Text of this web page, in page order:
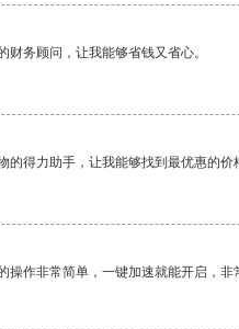
财务顾问，让我能够省钱又省心。
的得力助手，让我能够找到最优惠的价
操作非常简单，一键加速就能开启，非